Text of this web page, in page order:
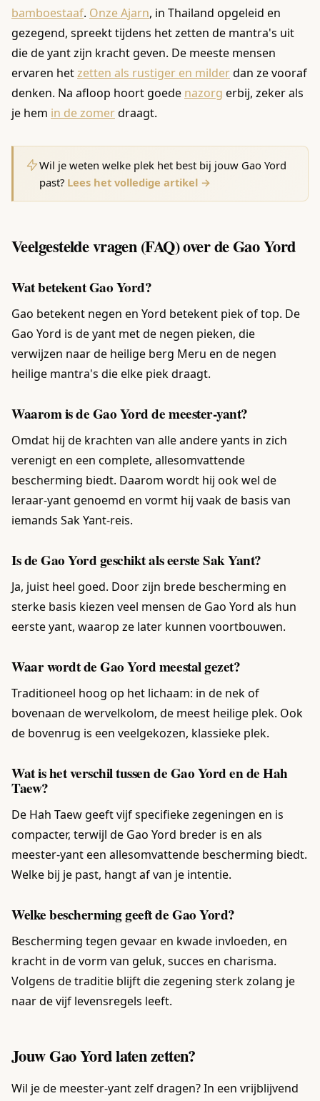
bamboestaaf. Onze Ajarn, in Thailand opgeleid en
gezegend, spreekt tijdens het zetten de mantra's uit
die de yant zijn kracht geven. De meeste mensen
ervaren hetzetten als rustiger en milderdan ze vooraf
denken. Na afloop hoort goede nazorg erbij, zeker als
je hem in de zomerdraagt.
Wil je weten welke plek het best bij jouw Gao Yord
past? Lees het volledige artikel →
Veelgestelde vragen (FAQ) over de Gao Yord
Wat betekent Gao Yord?
Gao betekent negen en Yord betekent piek of top. De
Gao Yord is de yant met de negen pieken, die
verwijzen naar de heilige berg Meru en de negen
heilige mantra's die elke piek draagt.
Waarom is de Gao Yord de meester-yant?
Omdat hij de krachten van alle andere yants in zich
verenigt en een complete, allesomvattende
bescherming biedt. Daarom wordt hij ook wel de
leraar-yant genoemd en vormt hij vaak de basis van
iemands Sak Yant-reis.
Is de Gao Yord geschikt als eerste Sak Yant?
Ja, juist heel goed. Door zijn brede bescherming en
sterke basis kiezen veel mensen de Gao Yord als hun
eerste yant, waarop ze later kunnen voortbouwen.
Waar wordt de Gao Yord meestal gezet?
Traditioneel hoog op het lichaam: in de nek of
bovenaan de wervelkolom, de meest heilige plek. Ook
de bovenrug is een veelgekozen, klassieke plek.
Wat is het verschil tussen de Gao Yord en de Hah
Taew?
De Hah Taew geeft vijf specifieke zegeningen en is
compacter, terwijl de Gao Yord breder is en als
meester-yant een allesomvattende bescherming biedt.
Welke bij je past, hangt af van je intentie.
Welke bescherming geeft de Gao Yord?
Bescherming tegen gevaar en kwade invloeden, en
kracht in de vorm van geluk, succes en charisma.
Volgens de traditie blijft die zegening sterk zolang je
naar de vijf levensregels leeft.
Jouw Gao Yord laten zetten?
Wil je de meester-yant zelf dragen? In een vrijblijvend